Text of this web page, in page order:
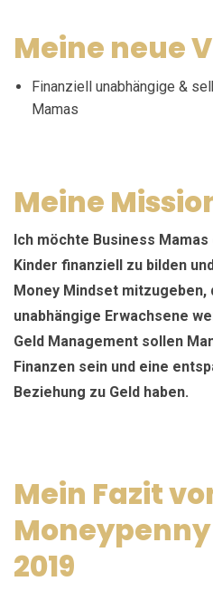
Meine neue
Finanziell unabhängige &
Mamas
Meine
Ich möchte Business
Kinder finanziell zu bilden
Money Mindset
unabhängige Erwachsene
Geld Management sollen
Finanzen sein und eine
Beziehung zu Geld haben.
Mein Fazit
2019